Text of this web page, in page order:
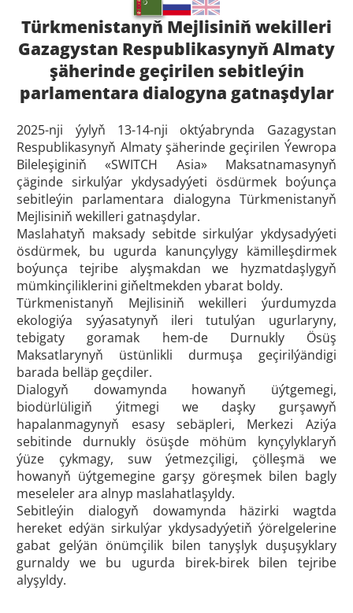
Türkmenistanyň Mejlisiniň wekilleri
Gazagystan Respublikasynyň Almaty
şäherinde geçirilen sebitleýin
parlamentara dialogyna gatnaşdylar
2025-nji ýylyň 13-14-nji oktýabrynda Gazagystan
Respublikasynyň Almaty şäherinde geçirilen Ýewropa
Bileleşiginiň «SWITCH Asia» Maksatnamasynyň
çäginde sirkulýar ykdysadyýeti ösdürmek boýunça
sebitleýin parlamentara dialogyna Türkmenistanyň
Mejlisiniň wekilleri gatnaşdylar.
Maslahatyň maksady sebitde sirkulýar ykdysadyýeti
ösdürmek, bu ugurda kanunçylygy kämilleşdirmek
boýunça tejribe alyşmakdan we hyzmatdaşlygyň
mümkinçiliklerini giňeltmekden ybarat boldy.
Türkmenistanyň Mejlisiniň wekilleri ýurdumyzda
ekologiýa syýasatynyň ileri tutulýan ugurlaryny,
tebigaty goramak hem-de Durnukly Ösüş
Maksatlarynyň üstünlikli durmuşa geçirilýändigi
barada belläp geçdiler.
Dialogyň dowamynda howanyň üýtgemegi,
biodürlüligiň ýitmegi we daşky gurşawyň
hapalanmagynyň esasy sebäpleri, Merkezi Aziýa
sebitinde durnukly ösüşde möhüm kynçylyklaryň
ýüze çykmagy, suw ýetmezçiligi, çölleşmä we
howanyň üýtgemegine garşy göreşmek bilen bagly
meseleler ara alnyp maslahatlaşyldy.
Sebitleýin dialogyň dowamynda häzirki wagtda
hereket edýän sirkulýar ykdysadyýetiň ýörelgelerine
gabat gelýän önümçilik bilen tanyşlyk duşuşyklary
gurnaldy we bu ugurda birek-birek bilen tejribe
alyşyldy.